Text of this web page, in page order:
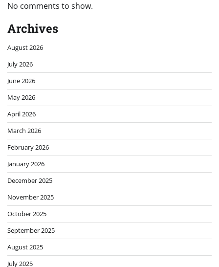
No comments to show.
Archives
August 2026
July 2026
June 2026
May 2026
April 2026
March 2026
February 2026
January 2026
December 2025
November 2025
October 2025
September 2025
August 2025
July 2025